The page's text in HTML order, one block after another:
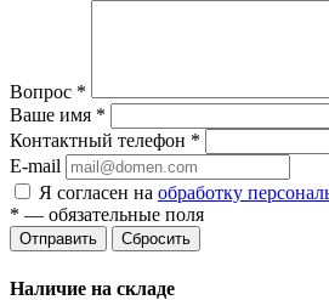
Вопрос *
Ваше имя *
Контактный телефон *
E-mail
Я согласен на обработку
* — обязательные поля
Сбросить
Наличие на складе